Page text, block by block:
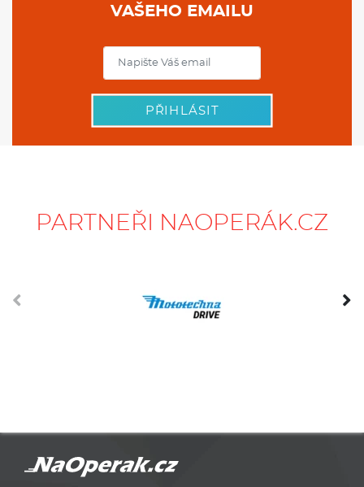
VAŠEHO EMAILU
PŘIHLÁSIT
PARTNEŘI NAOPERÁK.CZ